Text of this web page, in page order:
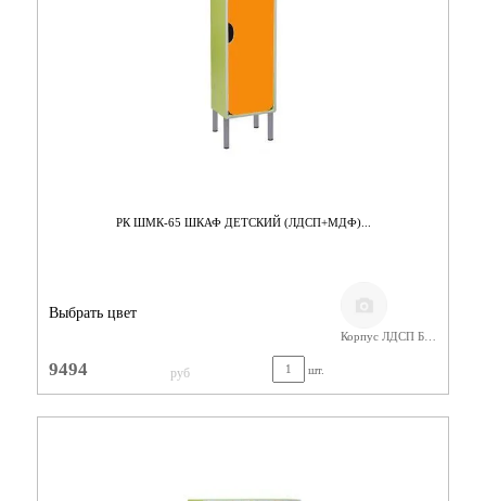
РК ШМК-65 ШКАФ ДЕТСКИЙ (ЛДСП+МДФ)...
Выбрать цвет
Корпус ЛДСП Бук,Фасады МДФ
9494 руб шт.